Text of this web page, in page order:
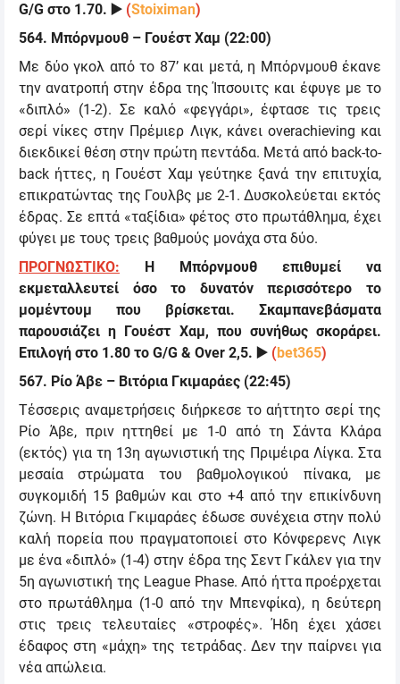
G/G στο 1.70. ▶️ (Stoiximan)
564. Μπόρνμουθ – Γουέστ Χαμ (22:00)
Με δύο γκολ από το 87’ και μετά, η Μπόρνμουθ έκανε
την ανατροπή στην έδρα της Ίπσουιτς και έφυγε με το
«διπλό» (1-2). Σε καλό «φεγγάρι», έφτασε τις τρεις
σερί νίκες στην Πρέμιερ Λιγκ, κάνει overachieving και
διεκδικεί θέση στην πρώτη πεντάδα. Μετά από back-to-
back ήττες, η Γουέστ Χαμ γεύτηκε ξανά την επιτυχία,
επικρατώντας της Γουλβς με 2-1. Δυσκολεύεται εκτός
έδρας. Σε επτά «ταξίδια» φέτος στο πρωτάθλημα, έχει
φύγει με τους τρεις βαθμούς μονάχα στα δύο.
ΠΡΟΓΝΩΣΤΙΚΟ: Η Μπόρνμουθ επιθυμεί να
εκμεταλλευτεί όσο το δυνατόν περισσότερο το
μομέντουμ που βρίσκεται. Σκαμπανεβάσματα
παρουσιάζει η Γουέστ Χαμ, που συνήθως σκοράρει.
Επιλογή στο 1.80 το G/G & Over 2,5. ▶️ (bet365)
567. Ρίο Άβε – Βιτόρια Γκιμαράες (22:45)
Τέσσερις αναμετρήσεις διήρκεσε το αήττητο σερί της
Ρίο Άβε, πριν ηττηθεί με 1-0 από τη Σάντα Κλάρα
(εκτός) για τη 13η αγωνιστική της Πριμέιρα Λίγκα. Στα
μεσαία στρώματα του βαθμολογικού πίνακα, με
συγκομιδή 15 βαθμών και στο +4 από την επικίνδυνη
ζώνη. Η Βιτόρια Γκιμαράες έδωσε συνέχεια στην πολύ
καλή πορεία που πραγματοποιεί στο Κόνφερενς Λιγκ
με ένα «διπλό» (1-4) στην έδρα της Σεντ Γκάλεν για την
5η αγωνιστική της League Phase.Από ήττα προέρχεται
στο πρωτάθλημα (1-0 από την Μπενφίκα), η δεύτερη
στις τρεις τελευταίες «στροφές». Ήδη έχει χάσει
έδαφος στη «μάχη» της τετράδας. Δεν την παίρνει για
νέα απώλεια.